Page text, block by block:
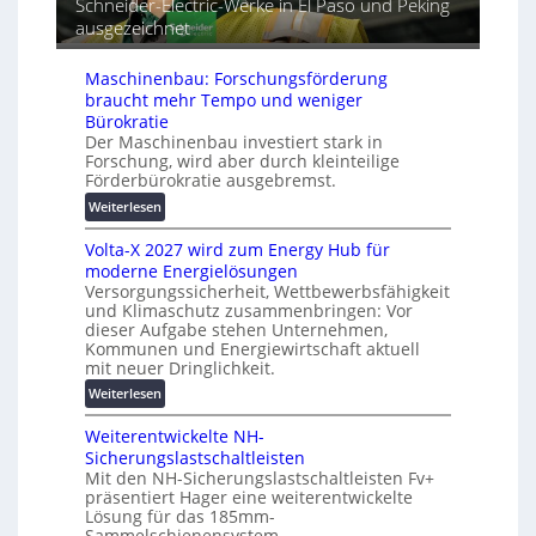
a
t
i
s
i
e
r
u
n
g
s
l
ö
s
u
n
g
e
n
e
i
h
e
e
r
t
e
s
c
h
u
t
u
n
d
d
i
g
i
t
a
l
e
T
r
Schneider-Electric-Werke in El Paso und Peking
ausgezeichnet
Maschinenbau: Forschungsförderung
braucht mehr Tempo und weniger
Bürokratie
Der Maschinenbau investiert stark in
Forschung, wird aber durch kleinteilige
Förderbürokratie ausgebremst.
Weiterlesen:
M
a
s
c
h
i
n
e
n
b
a
u
:
F
o
Volta-X 2027 wird zum Energy Hub für
moderne Energielösungen
Versorgungssicherheit, Wettbewerbsfähigkeit
und Klimaschutz zusammenbringen: Vor
dieser Aufgabe stehen Unternehmen,
Kommunen und Energiewirtschaft aktuell
mit neuer Dringlichkeit.
Weiterlesen:
V
o
l
t
a
-
Weiterentwickelte NH-
Sicherungslastschaltleisten
Mit den NH-Sicherungslastschaltleisten Fv+
präsentiert Hager eine weiterentwickelte
Lösung für das 185mm-